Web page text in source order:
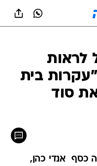
לראות
בית
סוד
כסף  אנדי כהן,